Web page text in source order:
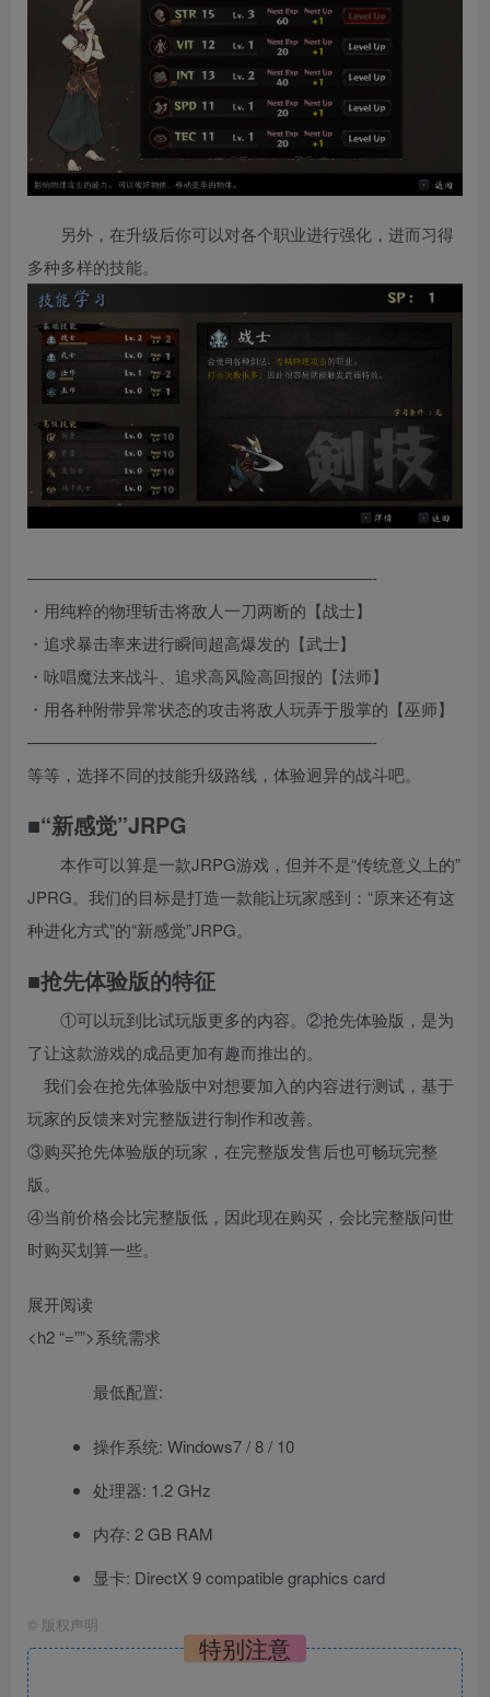
另外，在升级后你可以对各个职业进行强化，进而习得
多种多样的技能。
—————————————————————-
・用纯粹的物理斩击将敌人一刀两断的【战士】
・追求暴击率来进行瞬间超高爆发的【武士】
・咏唱魔法来战斗、追求高风险高回报的【法师】
・用各种附带异常状态的攻击将敌人玩弄于股掌的【巫师】
—————————————————————-
等等，选择不同的技能升级路线，体验迥异的战斗吧。
■“新感觉”JRPG
本作可以算是一款JRPG游戏，但并不是“传统意义上的”
JPRG。我们的目标是打造一款能让玩家感到：“原来还有这
种进化方式”的“新感觉”JRPG。
■抢先体验版的特征
①可以玩到比试玩版更多的内容。②抢先体验版，是为
了让这款游戏的成品更加有趣而推出的。
我们会在抢先体验版中对想要加入的内容进行测试，基于
玩家的反馈来对完整版进行制作和改善。
③购买抢先体验版的玩家，在完整版发售后也可畅玩完整
版。
④当前价格会比完整版低，因此现在购买，会比完整版问世
时购买划算一些。
展开阅读
<h2 “=””>系统需求
最低配置:
操作系统: Windows7 / 8 / 10
处理器: 1.2 GHz
内存: 2 GB RAM
显卡: DirectX 9 compatible graphics card
© 版权声明
特别注意